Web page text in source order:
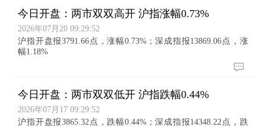
今日开盘：两市双双高开 沪指涨幅0.73%
2026年07月20 09:29:52
沪指开盘报3791.66点，涨幅0.73%；深成指报13869.06点，涨
幅1.18%
今日开盘：两市双双低开 沪指跌幅0.44%
2026年07月17 09:29:52
沪指开盘报3865.32点，跌幅0.44%；深成指报14348.22点，跌